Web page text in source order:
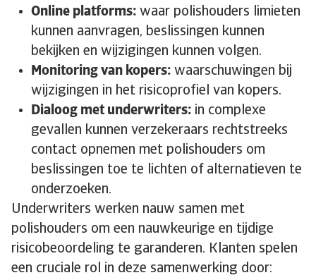
Online platforms: waar polishouders limieten
kunnen aanvragen, beslissingen kunnen
bekijken en wijzigingen kunnen volgen.
Monitoring van kopers: waarschuwingen bij
wijzigingen in het risicoprofiel van kopers.
Dialoog met underwriters: in complexe
gevallen kunnen verzekeraars rechtstreeks
contact opnemen met polishouders om
beslissingen toe te lichten of alternatieven te
onderzoeken.
Underwriters werken nauw samen met
polishouders om een nauwkeurige en tijdige
risicobeoordeling te garanderen. Klanten spelen
een cruciale rol in deze samenwerking door: